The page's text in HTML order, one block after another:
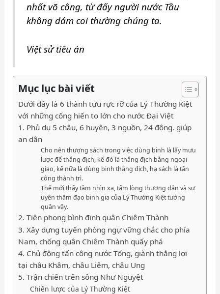
nhất võ công, từ đấy người nước Tầu
không dám coi thường chúng ta.
Việt sử tiêu án
Mục lục bài viết
Dưới đây là 6 thành tựu rực rỡ của Lý Thường Kiệt
với những cống hiến to lớn cho nước Đại Việt
1. Phủ dụ 5 châu, 6 huyện, 3 nguồn, 24 động. giúp
an dân
Cho nên thượng sách trong việc dùng binh là lấy mưu
lược để thắng địch, kế đó là thắng địch bằng ngoại
giao, kế nữa là dùng binh thắng địch, hạ sách là tấn
công thành trì.
Thế mới thấy tầm nhìn xa, tấm lòng thương dân và sự
uyên thâm đạo binh gia của Lý Thường Kiệt tướng
quân vậy.
2. Tiên phong bình định quân Chiêm Thành
3. Xây dựng tuyến phòng ngự vững chắc cho phía
Nam, chống quân Chiêm Thành quấy phá
4. Chủ động tấn công nước Tống, giành thắng lợi
tại châu Khâm, châu Liêm, châu Ung
5. Trận chiến trên sông Như Nguyệt
Chiến lược của Lý Thường Kiệt